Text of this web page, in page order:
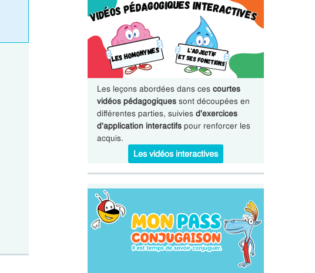
Les leçons abordées dans ces courtes
vidéos pédagogiquessont découpées en
différentes parties, suivies d'exercices
d'application interactifspour renforcer les
acquis.
Les vidéos interactives